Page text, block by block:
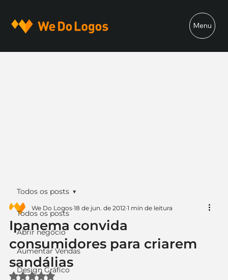
Menu
Todos os posts
Abrir negócio
Aumentar Vendas
Design Gráfico
Todos os posts
Ipanema convida
consumidores para criarem
sandálias
We Do Logos 18 de jun. de 2012 1 min de leitura
Avaliado com NaN de 5 estrelas.